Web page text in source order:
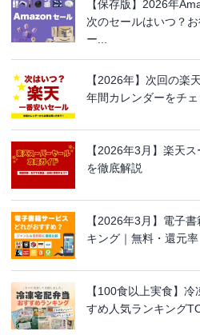
【保存版】2026年
次のセールはいつ？
ー...
【2026年】次回の楽
年間カレンダーをチェ
【2026年3月】楽天
を徹底解説
【2026年3月】電子
キング｜無料・還元
【100食以上実食】
すめ人気ランキング